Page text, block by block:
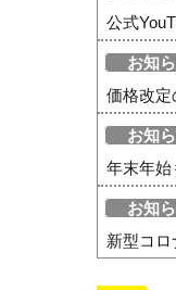
公式
お知
価格改定
お知
年末年始
お知
新型コ